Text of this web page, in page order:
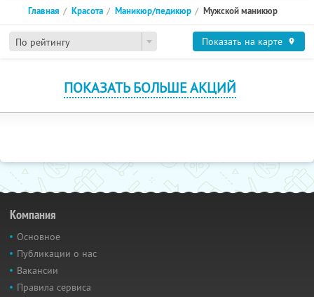
По рейтингу
Главная Красота Маникюр/педикюр Мужской маникюр
Показать на карте
ПОКАЗАТЬ БОЛЬШЕ АКЦИЙ
Компания
Основное
Публикации о нас
Вакансии
Правила сервиса